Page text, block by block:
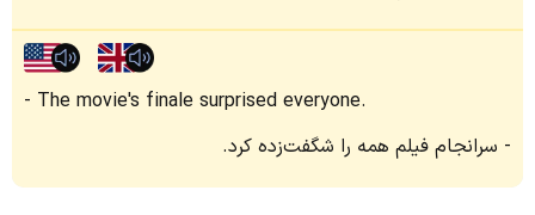
The movie's finale surprised everyone.
سرانجام فیلم همه را شگفت‌زده کرد.